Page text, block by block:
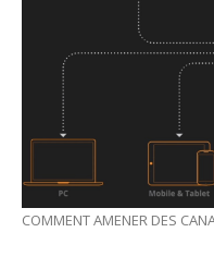
COMMENT AMENER DES